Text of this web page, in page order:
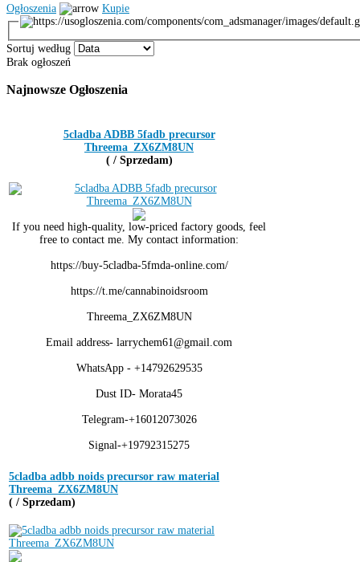
Ogłoszenia Kupie
Sortuj według
Brak ogłoszeń
Najnowsze Ogłoszenia
5cladba ADBB 5fadb precursor
Threema_ZX6ZM8UN
( / Sprzedam)
If you need high-quality, low-priced factory goods, feel
free to contact me. My contact information:
https://buy-5cladba-5fmda-online.com/
https://t.me/cannabinoidsroom
Threema_ZX6ZM8UN
Email address- larrychem61@gmail.com
WhatsApp - +14792629535
Dust ID- Morata45
Telegram-+16012073026
Signal-+19792315275
5cladba adbb noids precursor raw material
Threema_ZX6ZM8UN
( / Sprzedam)